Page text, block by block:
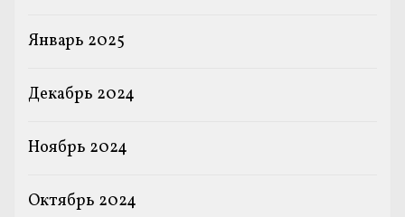
Январь 2025
Декабрь 2024
Ноябрь 2024
Октябрь 2024